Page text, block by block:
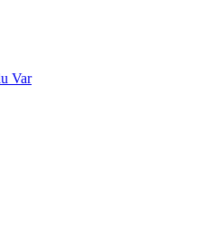
Var